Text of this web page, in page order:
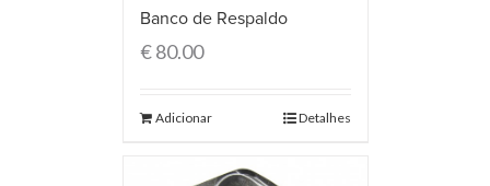
Banco de Respaldo
€80.00
Adicionar Detalhes